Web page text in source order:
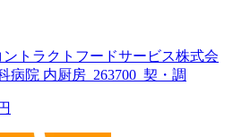
ントラクトフードサービス株式会
病院 内厨房_263700_契・調